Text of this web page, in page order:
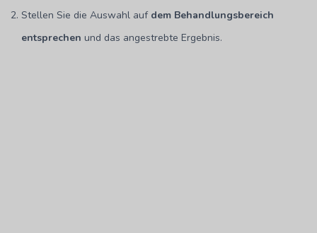
Stellen Sie die Auswahl auf dem Behandlungsbereich
entsprechen und das angestrebte Ergebnis.